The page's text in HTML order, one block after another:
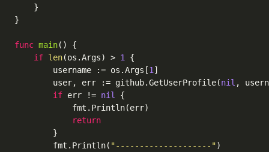
}
func main()
{
if len(os.Args) > 1
{
		username := os.Args[
1 ]
		user, err := github.GetUserProfile(
nil ,
if err != nil
{
return
		fmt.Println(
"--------------------")